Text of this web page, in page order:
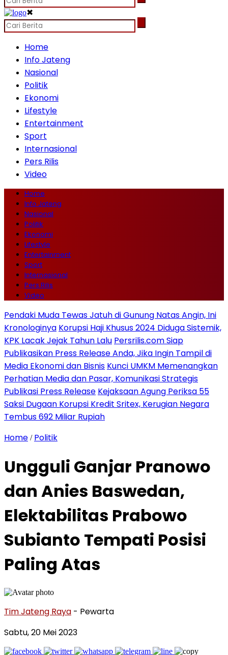
✖
Home
Info Jateng
Nasional
Politik
Ekonomi
Lifestyle
Entertainment
Sport
Internasional
Pers Rilis
Video
Home
Info Jateng
Nasional
Politik
Ekonomi
Lifestyle
Entertainment
Sport
Internasional
Pers Rilis
Video
Pendaki Muda Tewas Jatuh di Gunung Natas Angin, Ini
Kronologinya Korupsi Haji Khusus 2024 Diduga Sistemik,
KPK Lacak Jejak Tahun Lalu Persrilis.com Siap
Publikasikan Press Release Anda, Jika Ingin Tampil di
Media Ekonomi dan Bisnis Kunci UMKM Memenangkan
Perhatian Media dan Pasar, Komunikasi Strategis
Publikasi Press Release Kejaksaan Agung Periksa 55
Saksi Dugaan Korupsi Kredit Sritex, Kerugian Negara
Tembus 692 Miliar Rupiah
Home / Politik
Ungguli Ganjar Pranowo
dan Anies Baswedan,
Elektabilitas Prabowo
Subianto Tempati Posisi
Paling Atas
Tim Jateng Raya - Pewarta
Sabtu, 20 Mei 2023